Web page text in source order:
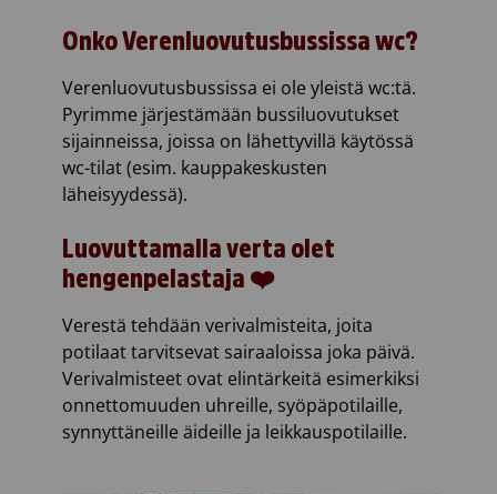
Onko Verenluovutusbussissa wc?
Verenluovutusbussissa ei ole yleistä wc:tä.
Pyrimme järjestämään bussiluovutukset
sijainneissa, joissa on lähettyvillä käytössä
wc-tilat (esim. kauppakeskusten
läheisyydessä).
Luovuttamalla verta olet
hengenpelastaja ❤️
Verestä tehdään verivalmisteita, joita
potilaat tarvitsevat sairaaloissa joka päivä.
Verivalmisteet ovat elintärkeitä esimerkiksi
onnettomuuden uhreille, syöpäpotilaille,
synnyttäneille äideille ja leikkauspotilaille.